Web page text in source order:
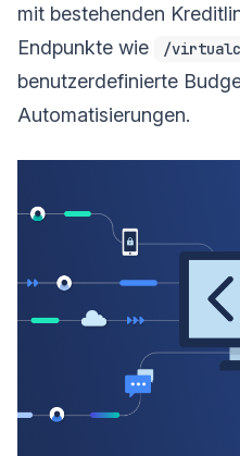
mit bestehenden
Endpunkte wie
/
benutzerdefinierte
Automatisierungen.